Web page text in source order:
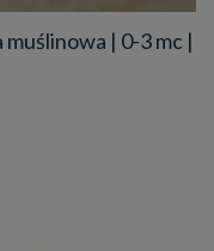
muślinowa | 0-3 mc |